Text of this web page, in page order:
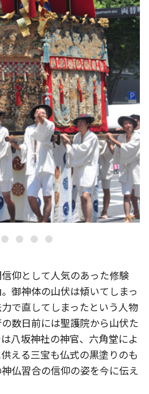
仰として人気のあった修験
御神体の山伏は傾いてしまっ
で直してしまったという人物
数日前には聖護院から山伏た
八坂神社の神官、六角堂によ
える三宝も仏式の黒塗りのも
仏習合の信仰の姿を今に伝え